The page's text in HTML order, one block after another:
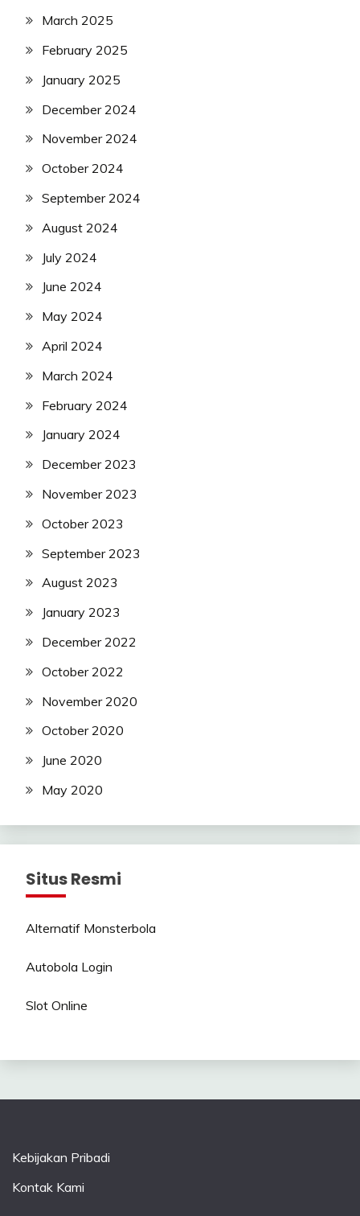
March 2025
February 2025
January 2025
December 2024
November 2024
October 2024
September 2024
August 2024
July 2024
June 2024
May 2024
April 2024
March 2024
February 2024
January 2024
December 2023
November 2023
October 2023
September 2023
August 2023
January 2023
December 2022
October 2022
November 2020
October 2020
June 2020
May 2020
Situs Resmi
Alternatif Monsterbola
Autobola Login
Slot Online
Kebijakan Pribadi
Kontak Kami